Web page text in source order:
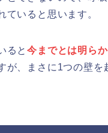
ていると思います。
ると今までとは明ら
が、まさに1つの壁を